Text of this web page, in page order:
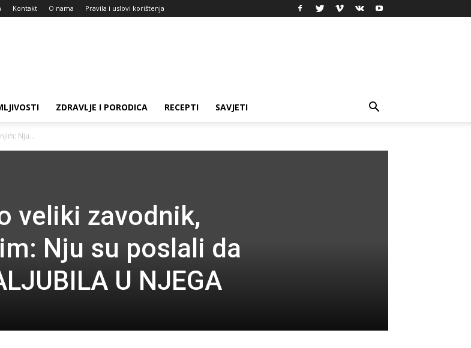
Kontakt O nama Pravila i uslovi korištenja
ZDRAVLJE I PORODICA RECEPTI SAVJETI
Nju...
veliki zavodnik,
Nju su poslali da
U NJEGA